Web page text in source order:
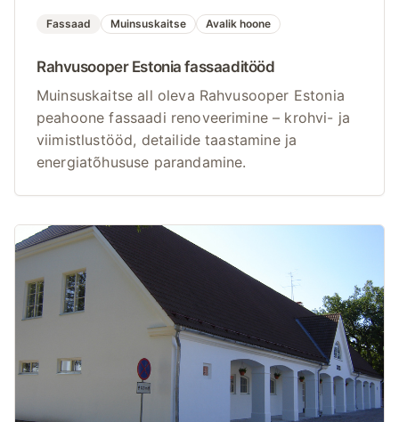
Fassaad Muinsuskaitse Avalik hoone
Rahvusooper Estonia fassaaditööd
Muinsuskaitse all oleva Rahvusooper Estonia
peahoone fassaadi renoveerimine – krohvi- ja
viimistlustööd, detailide taastamine ja
energiatõhususe parandamine.